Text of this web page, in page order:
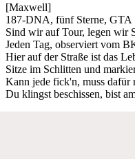
[Maxwell]
187-DNA, fünf Sterne, GTA
Sind wir auf Tour, legen wir
Jeden Tag, observiert vom
Hier auf der Straße ist das
Sitze im Schlitten und
Kann jede fick'n, muss
Du klingst beschissen, bist